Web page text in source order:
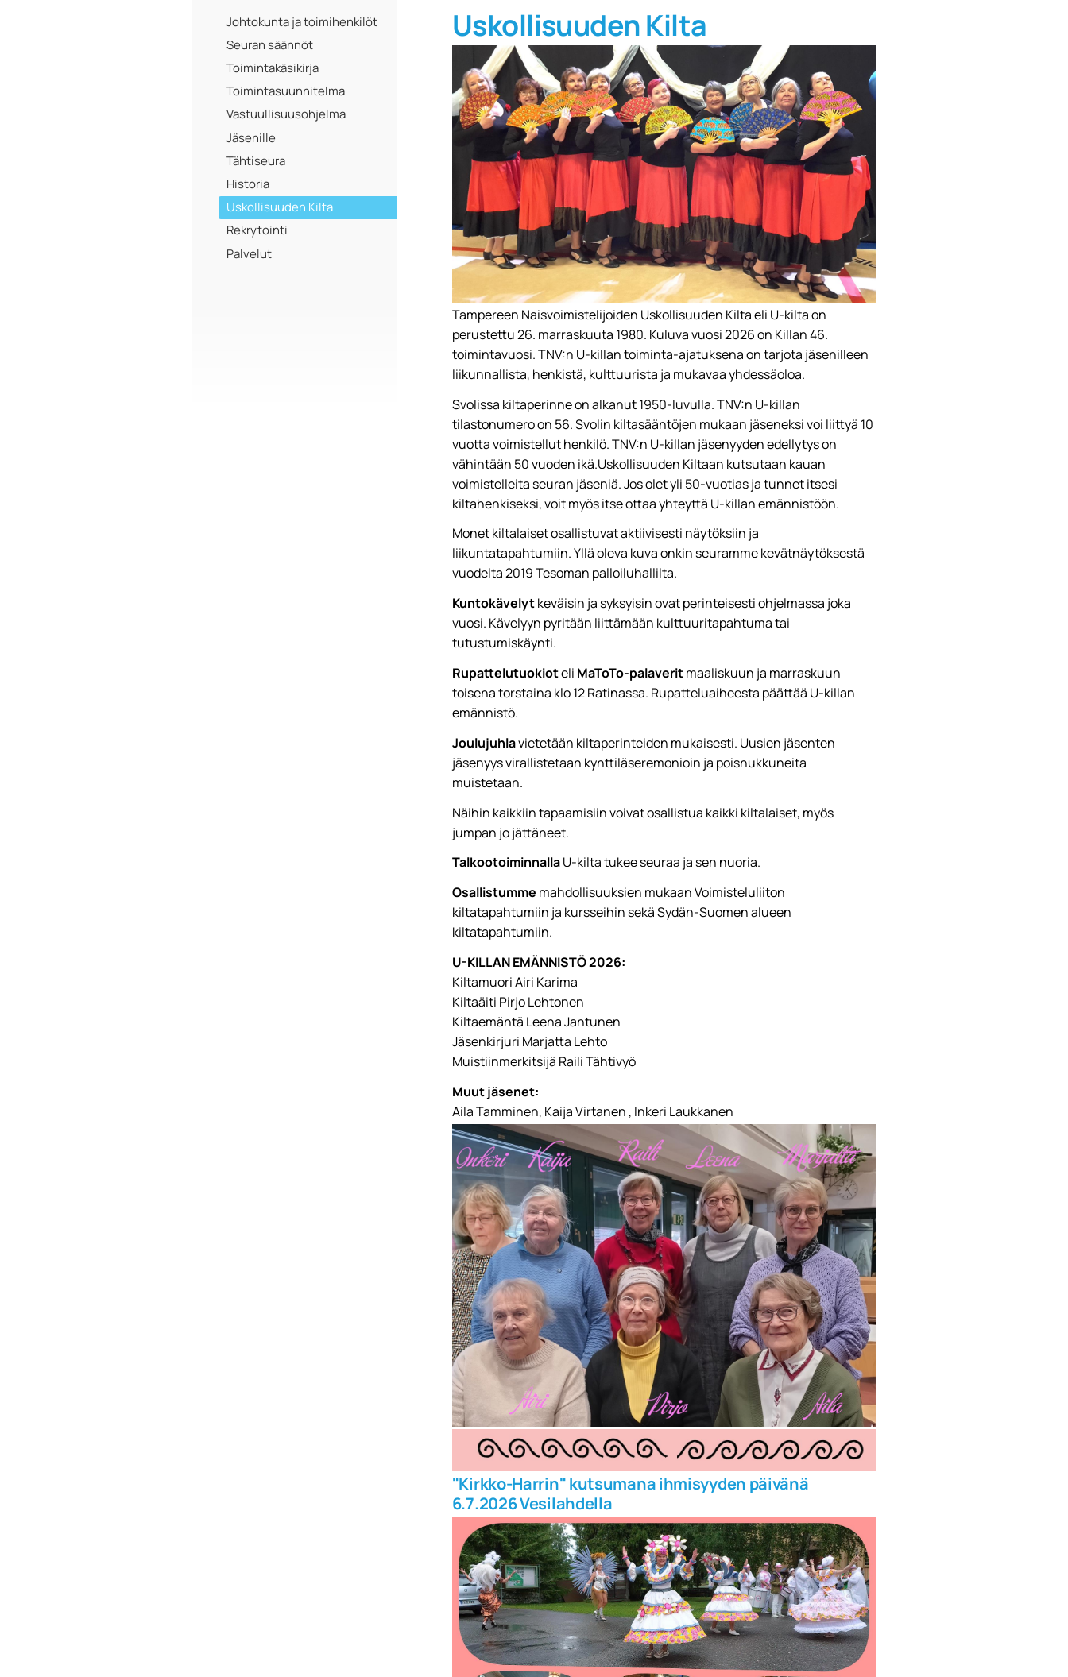
Johtokunta ja toimihenkilöt
Seuran säännöt
Toimintakäsikirja
Toimintasuunnitelma
Vastuullisuusohjelma
Jäsenille
Tähtiseura
Historia
Uskollisuuden Kilta
Rekrytointi
Palvelut
Uskollisuuden Kilta
Tampereen Naisvoimistelijoiden Uskollisuuden Kilta eli U-kilta on
perustettu 26. marraskuuta 1980. Kuluva vuosi 2026 on Killan 46.
toimintavuosi. TNV:n U-killan toiminta-ajatuksena on tarjota jäsenilleen
liikunnallista, henkistä, kulttuurista ja mukavaa yhdessäoloa.
Svolissa kiltaperinne on alkanut 1950-luvulla. TNV:n U-killan
tilastonumero on 56. Svolin kiltasääntöjen mukaan jäseneksi voi liittyä 10
vuotta voimistellut henkilö. TNV:n U-killan jäsenyyden edellytys on
vähintään 50 vuoden ikä.Uskollisuuden Kiltaan kutsutaan kauan
voimistelleita seuran jäseniä. Jos olet yli 50-vuotias ja tunnet itsesi
kiltahenkiseksi, voit myös itse ottaa yhteyttä U-killan emännistöön.
Monet kiltalaiset osallistuvat aktiivisesti näytöksiin ja
liikuntatapahtumiin. Yllä oleva kuva onkin seuramme kevätnäytöksestä
vuodelta 2019 Tesoman palloiluhallilta.
Kuntokävelytkeväisin ja syksyisin ovat perinteisesti ohjelmassa joka
vuosi. Kävelyyn pyritään liittämään kulttuuritapahtuma tai
tutustumiskäynti.
Rupattelutuokioteli MaToTo-palaveritmaaliskuun ja marraskuun
toisena torstaina klo 12 Ratinassa. Rupatteluaiheesta päättää U-killan
emännistö.
Joulujuhlavietetään kiltaperinteiden mukaisesti. Uusien jäsenten
jäsenyys virallistetaan kynttiläseremonioin ja poisnukkuneita
muistetaan.
Näihin kaikkiin tapaamisiin voivat osallistua kaikki kiltalaiset, myös
jumpan jo jättäneet.
TalkootoiminnallaU-kilta tukee seuraa ja sen nuoria.
Osallistumme mahdollisuuksien mukaan Voimisteluliiton
kiltatapahtumiin ja kursseihin sekä Sydän-Suomen alueen
kiltatapahtumiin.
U-KILLAN EMÄNNISTÖ 2026:
Kiltamuori Airi Karima
Kiltaäiti Pirjo Lehtonen
Kiltaemäntä Leena Jantunen
Jäsenkirjuri Marjatta Lehto
Muistiinmerkitsijä Raili Tähtivyö
Muut jäsenet:
Aila Tamminen, Kaija Virtanen , Inkeri Laukkanen
"Kirkko-Harrin" kutsumana ihmisyyden päivänä
6.7.2026 Vesilahdella